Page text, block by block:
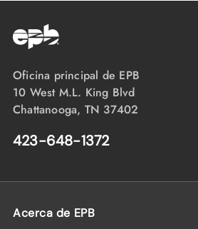
Oficina principal de EPB
10 West M.L. King Blvd
Chattanooga, TN 37402
423-648-1372
Acerca de EPB